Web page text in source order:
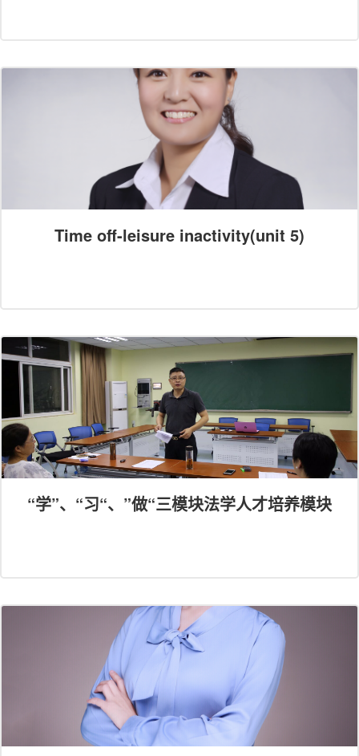
Time off-leisure inactivity(unit 5)
“学”、“习“、”做“三模块法学人才培养模块